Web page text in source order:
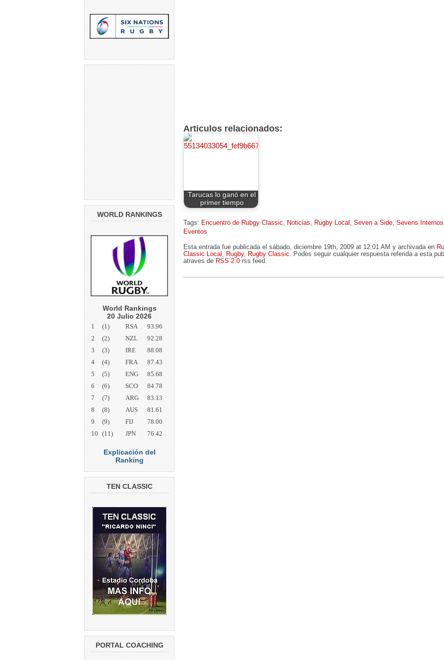
WORLD RANKINGS
World Rankings
20 Julio 2026
1 (1) RSA
93.96
2
(2) NZL
92.28
3
(3) IRE
88.08
4
(4) FRA
87.43
5
(5) ENG
85.68
6
(6) SCO
84.78
7
(7) ARG
83.13
8
(8) AUS
81.61
9
(9) FIJ
78.00
10 (11) JPN 76.42
Explicación del
Ranking
TEN CLASSIC
PORTAL COACHING
Articulos relacionados:
Tarucas lo ganó en el
primer tiempo
Tags: Encuentro de Rubgy Classic, Noticias, Rugby Local , Seven a Side, Sevens Internos
Eventos
Esta entrada fue publicada el sábado, diciembre 19th, 2009 at 12:01 AM y archivada en
Classic Local , Rugby, Rugby Classic. Podes seguir cualquier respuesta referida a esta
atraves de RSS 2.0 rss feed.